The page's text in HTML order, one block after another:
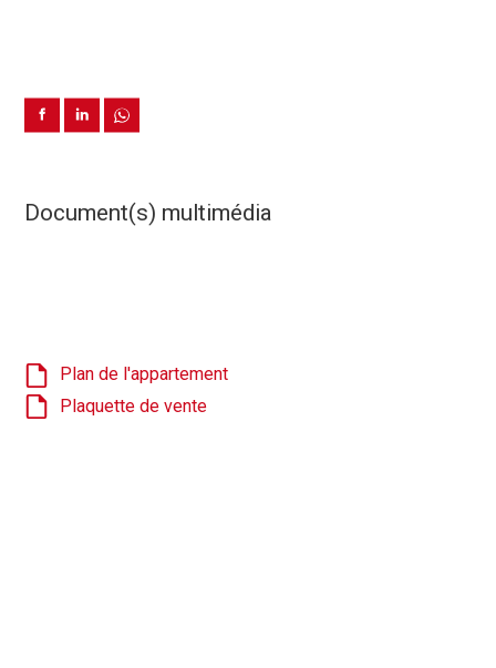
Document(s) multimédia
Plan de l'appartement
Plaquette de vente